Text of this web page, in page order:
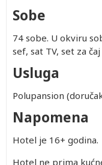
Sobe
74 sobe. U okviru
sef, sat TV, set za
Usluga
Polupansion
Napomena
Hotel je 16+ godina.
Hotel ne prima